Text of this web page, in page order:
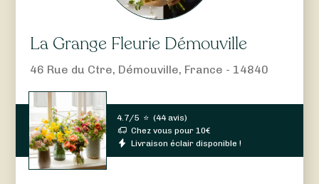
La Grange Fleurie Démouville
46 Rue du Ctre, Démouville, France - 14840
4.7/5 ⭐ (44 avis)
Chez vous pour10€
Livraison éclair disponible !